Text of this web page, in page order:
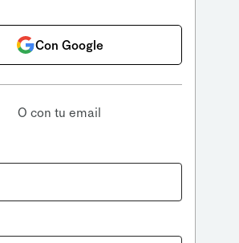
Con Google
O con tu email